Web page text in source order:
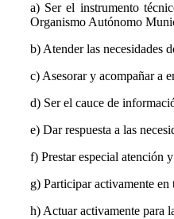
a) Ser el instrumento
Organismo Autónomo
b) Atender las necesidades
c) Asesorar y acompañar a
d) Ser el cauce de
e) Dar respuesta a las
f) Prestar especial atención
g) Participar activamente
h) Actuar activamente para